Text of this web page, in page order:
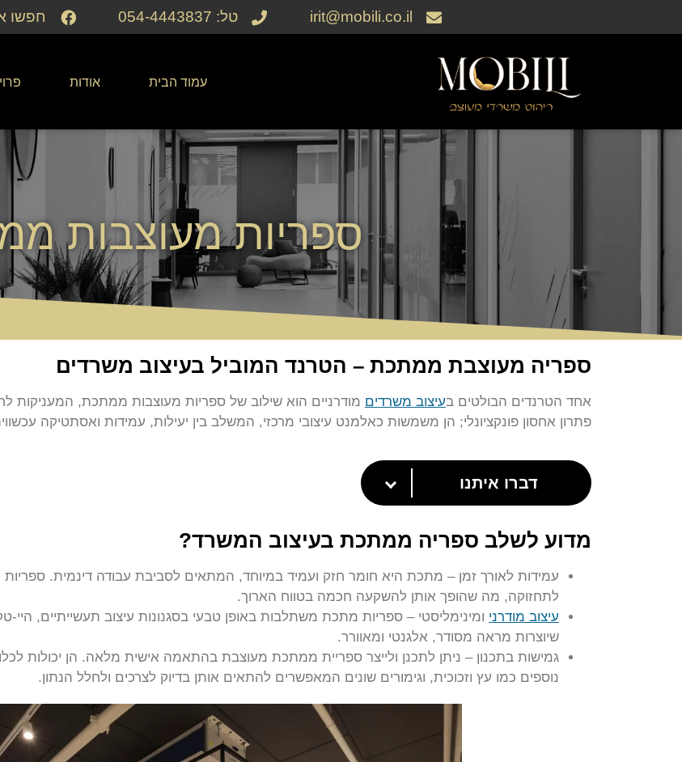
irit@mobili.co.il טל: 054-4443837 חפשו
עמוד הבית אודות
ספריות מעוצבות
ספריה מעוצבת ממתכת – הטרנד המוביל בעיצוב משרדים
אחד הטרנדים הבולטים בעיצוב משרדים מודרניים הוא שילוב של ספריות מעוצבות ממתכת, המעניקות
פתרון אחסון פונקציונלי; הן משמשות כאלמנט עיצובי מרכזי, המשלב בין יעילות, עמידות ואסתטיקה
דברו איתנו
מדוע לשלב ספריה ממתכת בעיצוב המשרד?
עמידות לאורך זמן – מתכת היא חומר חזק ועמיד במיוחד, המתאים לסביבת עבודה דינמית.
לתחזוקה, מה שהופך אותן להשקעה חכמה בטווח הארוך.
עיצוב מודרני ומינימליסטי – ספריות מתכת משתלבות באופן טבעי בסגנונות עיצוב תעשייתיים, היי-טק
שיוצרות מראה מסודר, אלגנטי ומאוורר.
גמישות בתכנון – ניתן לתכנן ולייצר ספריית ממתכת מעוצבת בהתאמה אישית מלאה. הן יכולות
נוספים כמו עץ וזכוכית, וגימורים שונים המאפשרים להתאים אותן בדיוק לצרכים ולחלל הנתון.